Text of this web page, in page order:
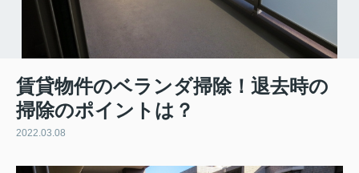
賃貸物件のベランダ掃除！退去時の
掃除のポイントは？
2022.03.08